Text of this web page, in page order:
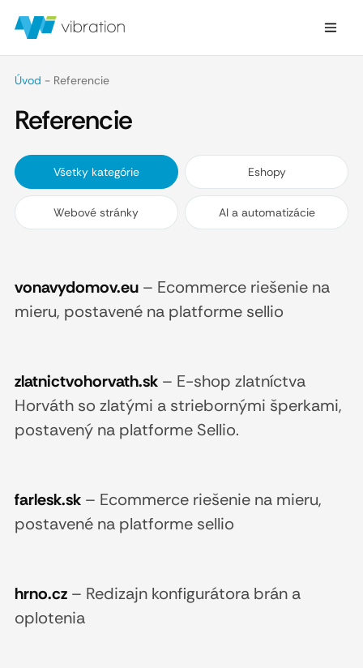
Úvod - Referencie
Referencie
Všetky kategórie Eshopy
Webové stránky AI a automatizácie
vonavydomov.eu– Ecommerce riešenie na
mieru, postavené na platforme sellio
zlatnictvohorvath.sk– E-shop zlatníctva
Horváth so zlatými a striebornými šperkami,
postavený na platforme Sellio.
farlesk.sk– Ecommerce riešenie na mieru,
postavené na platforme sellio
hrno.cz– Redizajn konfigurátora brán a
oplotenia